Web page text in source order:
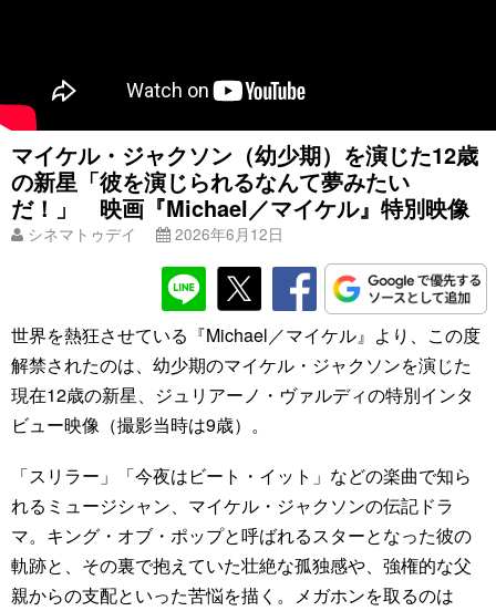
マイケル・ジャクソン（幼少期）を演じた12歳
の新星「彼を演じられるなんて夢みたい
だ！」 映画『Michael／マイケル』特別映像
シネマトゥデイ 2026年6月12日
世界を熱狂させている『Michael／マイケル』より、この度
解禁されたのは、幼少期のマイケル・ジャクソンを演じた
現在12歳の新星、ジュリアーノ・ヴァルディの特別インタ
ビュー映像（撮影当時は9歳）。
「スリラー」「今夜はビート・イット」などの楽曲で知ら
れるミュージシャン、マイケル・ジャクソンの伝記ドラ
マ。キング・オブ・ポップと呼ばれるスターとなった彼の
軌跡と、その裏で抱えていた壮絶な孤独感や、強権的な父
親からの支配といった苦悩を描く。メガホンを取るのは